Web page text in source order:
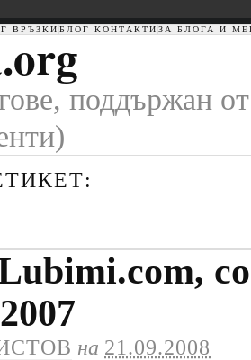
ВРЪЗКИ БЛОГ КОНТАКТИ ЗА БЛОГА И
поддържан
на 21.09.2008